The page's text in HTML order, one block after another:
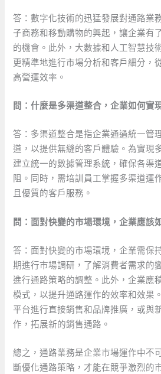
答：數字化技術的迅猛發展對通路業
子商務和移動購物的興起，讓企業有
的機會。此外，大數據和人工智慧技
更精準地進行市場分析和客戶細分，
高營運效率。
問：什麼是多渠道整合，企業如何實
答：多渠道整合是指企業通過統一管
道，以提供無縫的客戶體驗。為實現
建立統一的數據管理系統，確保各渠
阻。同時，需培訓員工掌握多渠道運
且優質的客戶服務。
問：面對快變的市場環境，企業應該
答：面對快變的市場環境，企業需保
期進行市場調研，了解消費者需求的
進行通路策略的調整。此外，企業應
模式，以提升通路運作的效率和效果
平台進行直接銷售和品牌推廣，或與
作，拓展新的銷售通路。
總之，通路業務是企業市場運作中不
斷優化通路策略，才能在競爭激烈的